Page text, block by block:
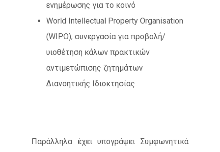
ενημέρωσης για το κοινό
World Intellectual Property Organisation
(WIPO), συνεργασία για προβολή/
υιοθέτηση κάλων πρακτικών
αντιμετώπισης ζητημάτων
Διανοητικής Ιδιοκτησίας
Παράλληλα έχει υπογράψει Συμφωνητικά